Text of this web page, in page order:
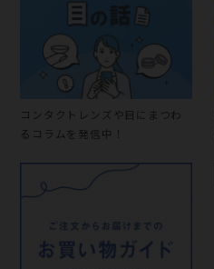
コンタクトレンズや目にまつわ
るコラムを発信中！